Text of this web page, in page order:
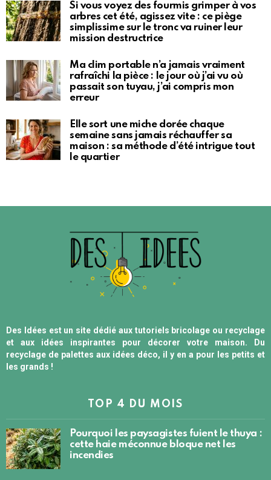
Si vous voyez des fourmis grimper à vos
arbres cet été, agissez vite : ce piège
simplissime sur le tronc va ruiner leur
mission destructrice
Ma clim portable n’a jamais vraiment
rafraîchi la pièce : le jour où j’ai vu où
passait son tuyau, j’ai compris mon
erreur
Elle sort une miche dorée chaque
semaine sans jamais réchauffer sa
maison : sa méthode d’été intrigue tout
le quartier
Des Idées est un site dédié aux tutoriels bricolage ou recyclage
et aux idées inspirantes pour décorer votre maison. Du
recyclage de palettes aux idées déco, il y en a pour les petits et
les grands !
TOP 4 DU MOIS
Pourquoi les paysagistes fuient le thuya :
cette haie méconnue bloque net les
incendies